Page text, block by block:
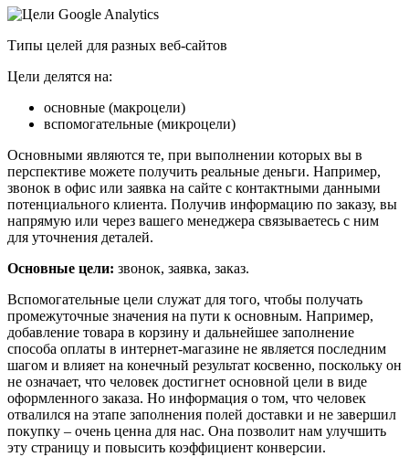
Типы целей для разных веб-сайтов
Цели делятся на:
основные (макроцели)
вспомогательные (микроцели)
Основными являются те, при выполнении которых вы в
перспективе можете получить реальные деньги. Например,
звонок в офис или заявка на сайте с контактными данными
потенциального клиента. Получив информацию по заказу, вы
напрямую или через вашего менеджера связываетесь с ним
для уточнения деталей.
Основные цели: звонок, заявка, заказ.
Вспомогательные цели служат для того, чтобы получать
промежуточные значения на пути к основным. Например,
добавление товара в корзину и дальнейшее заполнение
способа оплаты в интернет-магазине не является последним
шагом и влияет на конечный результат косвенно, поскольку он
не означает, что человек достигнет основной цели в виде
оформленного заказа. Но информация о том, что человек
отвалился на этапе заполнения полей доставки и не завершил
покупку – очень ценна для нас. Она позволит нам улучшить
эту страницу и повысить коэффициент конверсии.